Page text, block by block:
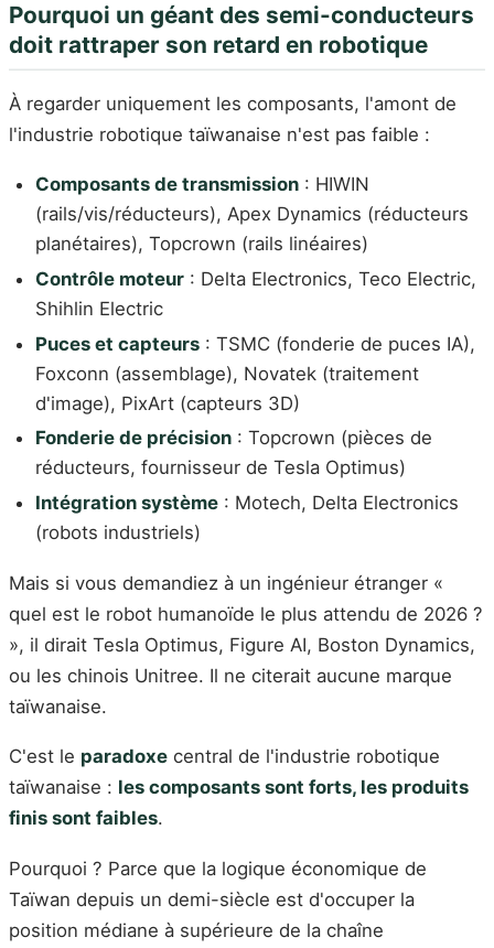
Pourquoi un géant des semi-conducteurs
doit rattraper son retard en robotique
À regarder uniquement les composants, l'amont de
l'industrie robotique taïwanaise n'est pas faible :
Composants de transmission : HIWIN
(rails/vis/réducteurs), Apex Dynamics (réducteurs
planétaires), Topcrown (rails linéaires)
Contrôle moteur : Delta Electronics, Teco Electric,
Shihlin Electric
Puces et capteurs : TSMC (fonderie de puces IA),
Foxconn (assemblage), Novatek (traitement
d'image), PixArt (capteurs 3D)
Fonderie de précision : Topcrown (pièces de
réducteurs, fournisseur de Tesla Optimus)
Intégration système : Motech, Delta Electronics
(robots industriels)
Mais si vous demandiez à un ingénieur étranger «
quel est le robot humanoïde le plus attendu de 2026 ?
», il dirait Tesla Optimus, Figure AI, Boston Dynamics,
ou les chinois Unitree. Il ne citerait aucune marque
taïwanaise.
C'est le paradoxe central de l'industrie robotique
taïwanaise : les composants sont forts, les produits
finis sont faibles.
Pourquoi ? Parce que la logique économique de
Taïwan depuis un demi-siècle est d'occuper la
position médiane à supérieure de la chaîne